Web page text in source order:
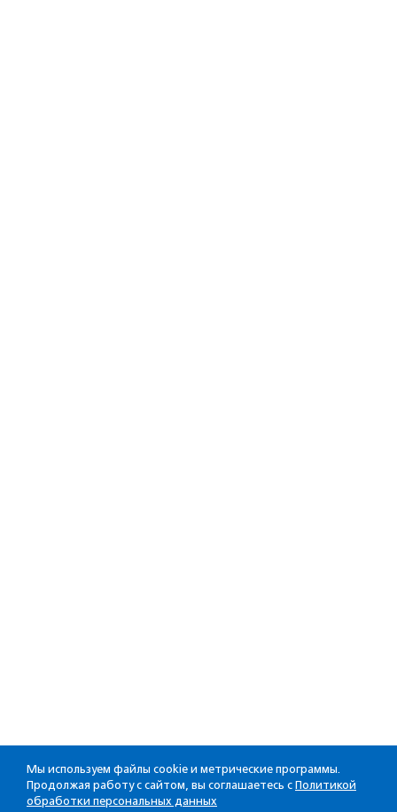
Мы используем файлы cookie и метрические программы.
Продолжая работу с сайтом, вы соглашаетесь с Политикой
обработки персональных данных